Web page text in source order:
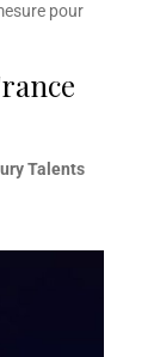
pour
Talents